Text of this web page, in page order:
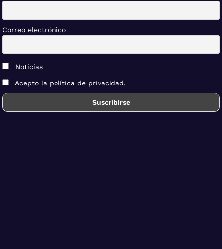
Correo electrónico
Noticias
Acepto la política de privacidad.